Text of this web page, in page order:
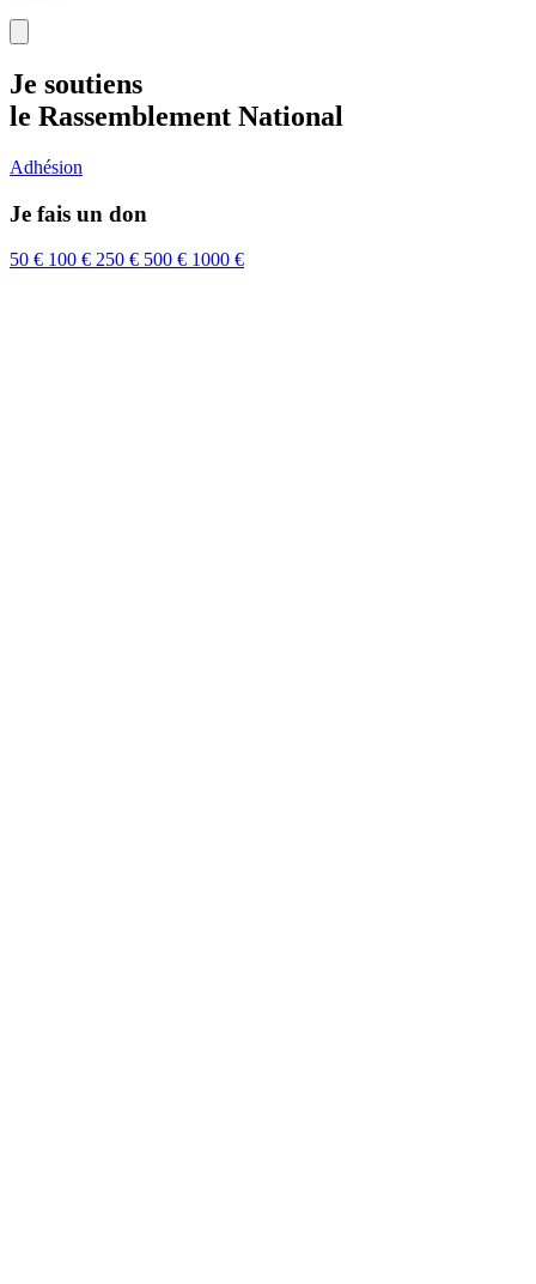
Je soutiens
le Rassemblement National
Adhésion
Je fais un don
50 € 100 € 250 € 500 € 1000 €